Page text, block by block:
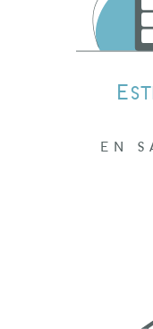
Nos
marché local, ce
votre bien. Que
Amplepuis
EN